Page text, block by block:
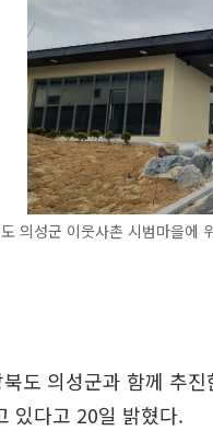
의성군 이웃사촌 시범마을에
도 의성군과 함께 추
있다고 20일 밝혔다.